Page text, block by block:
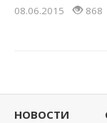
08.06.2015
868
НОВОСТИ